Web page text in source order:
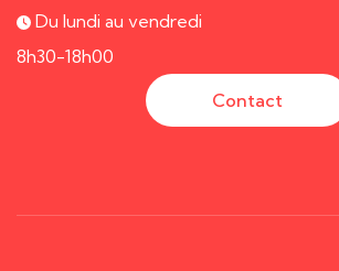
Du lundi au vendredi
8h30-18h00
Contact